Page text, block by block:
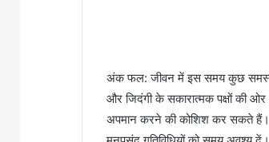
अंक फल: जीवन में इस समय कुछ
और जिदंगी के सकारात्मक पक्षों की
अपमान करने की कोशिश कर सकते हैं।